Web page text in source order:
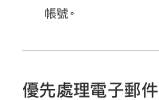
帳號。
優先處理電子郵件